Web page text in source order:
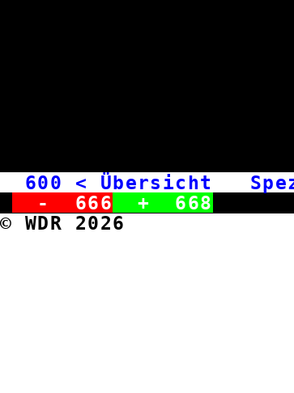
600 < Übersicht
- 666 + 668
© WDR 2026